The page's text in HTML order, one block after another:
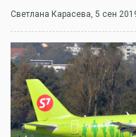
Светлана Карасева, 5 сен